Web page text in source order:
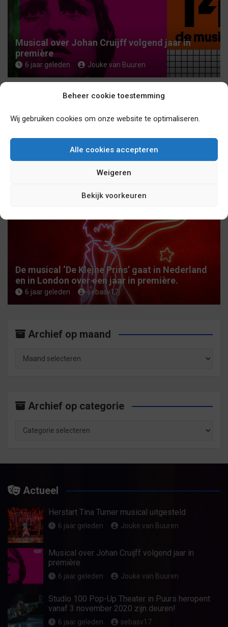
Beheer cookie toestemming
Wij gebruiken cookies om onze website te optimaliseren.
Alle cookies accepteren
Weigeren
Bekijk voorkeuren
Musical over Johan Cruijff volgend jaar in
première
6 jaar geleden Jouke van Buuren
Studio 100 Pop-Up Theater in Puurs heropent
vanaf 3 november 2020 zijn deuren!
sebasv17
De musical ‘De Kleine Prins’ gaat in Nederland
en in London over een jaar in première.
6 jaar geleden sebasv17
Archief op maand
Archief op categorie
categorie
Actueel
Herstart Tina Turner musical uitgesteld
6 jaar geleden Jouke van Buuren
Musical over Johan Cruijff volgend jaar in
première
6 jaar geleden Jouke van Buuren
Studio 100 Pop-Up Theater in Puurs heropent
vanaf 3 november 2020 zijn deuren!
6 jaar geleden sebasv17